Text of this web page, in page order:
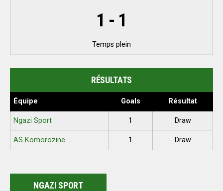
1 - 1
Temps plein
RÉSULTATS
Équipe Goals Résultat
Ngazi Sport 1 Draw
AS Komorozine 1 Draw
NGAZI SPORT